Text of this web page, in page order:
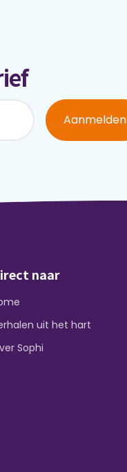
Aanmelden
naar
uit het hart
Sophi